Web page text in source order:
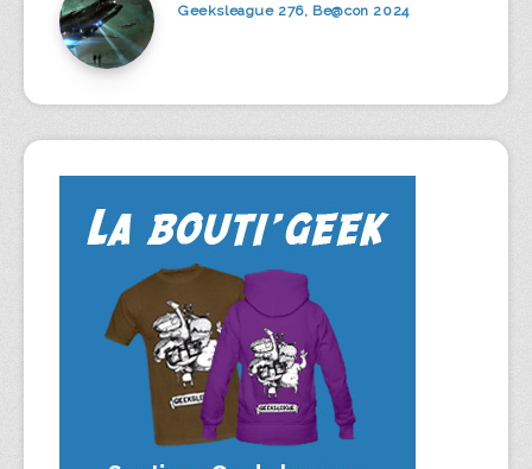
Geeksleague 276, Be@con 2024